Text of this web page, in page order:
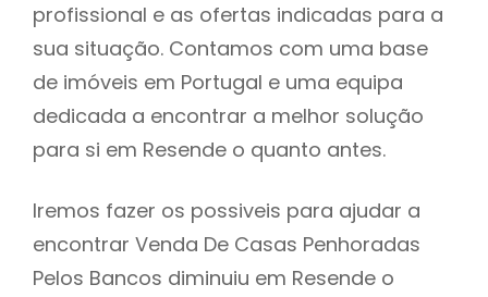
profissional e as ofertas indicadas para a
sua situação. Contamos com uma base
de imóveis em Portugal e uma equipa
dedicada a encontrar a melhor solução
para si em Resende o quanto antes.
Iremos fazer os possiveis para ajudar a
encontrar Venda De Casas Penhoradas
Pelos Bancos diminuiu em Resende o